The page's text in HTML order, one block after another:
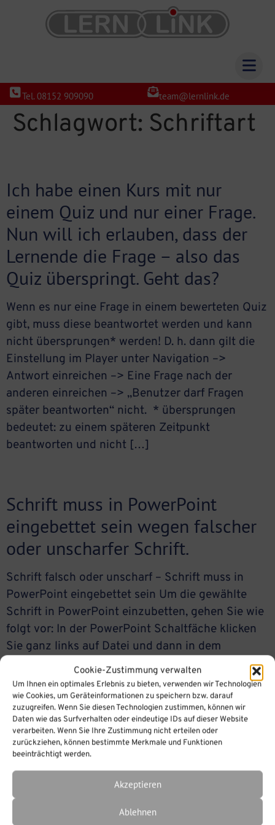
Cookie-Zustimmung verwalten
Um Ihnen ein optimales Erlebnis zu bieten, verwenden wir Technologien
wie Cookies, um Geräteinformationen zu speichern bzw. darauf
zuzugreifen. Wenn Sie diesen Technologien zustimmen, können wir
Daten wie das Surfverhalten oder eindeutige IDs auf dieser Website
verarbeiten. Wenn Sie Ihre Zustimmung nicht erteilen oder
zurückziehen, können bestimmte Merkmale und Funktionen
beeinträchtigt werden.
Akzeptieren
Ablehnen
Tel. 08152 909090 team@lernlink.de
Schlagwort: Schriftart
Ich habe einen Kurs mit nur
einem Quiz und nur einer Frage.
Nun will ich erlauben, dass der
Lernende die Frage – also das
Quiz überspringt. Geht das?
Wenn es nur eine Frage in einem bewerteten Quiz
gibt, muss diese beantwortet werden und kann
nicht übersprungen* werden! D. h. dann gilt die
Einstellung im Player unter Navigation –>
Antwort einreichen –> Eine Frage nach der
anderen einreichen –> „Benutzer darf Fragen
später beantworten“ nicht. * übersprungen
bedeutet: zu einem späteren Zeitpunkt
beantworten und nicht […]
Schrift muss in PowerPoint
eingebettet sein wegen falscher
oder unscharfer Schrift.
Schrift falsch oder unscharf – Schrift muss in
PowerPoint eingebettet sein Um die gewählte
Schrift in PowerPoint einzubetten, gehen Sie wie
folgt vor: In der PowerPoint Schaltfäche klicken
Sie ganz links auf Datei und dann in dem
Popupmenü ganz unten auf –> „Optionen“ In
den PowerPoint-Optionen, klicken Sie auf –>
„Speichern“ Nun scrollen Sie zum […]
Kann ich die Schriftart ändern?
iSpring Page: Kann ich die Schriftart verändern?
Folgende Einstellungen können Sie vornehmen: 1.
) In den Grundeinstellungen die Schriftart für